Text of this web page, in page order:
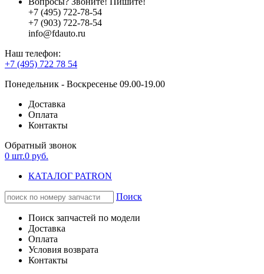
+7 (495) 722-78-54
+7 (903) 722-78-54
info@fdauto.ru
Наш телефон:
+7 (495) 722 78 54
Понедельник - Воскресенье 09.00-19.00
Доставка
Оплата
Контакты
Обратный звонок
0 шт.0 руб.
КАТАЛОГ PATRON
Поиск
Поиск запчастей по модели
Доставка
Оплата
Условия возврата
Контакты